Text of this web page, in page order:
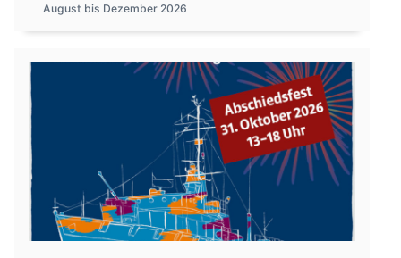
August bis Dezember 2026